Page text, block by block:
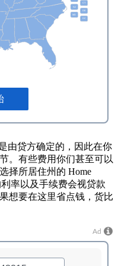
由贷方确定的，因此在你
。有些费用你们甚至可以
择所居住州的 Home
率以及手续费会视贷款
想要在这里省点钱，货比
Ad